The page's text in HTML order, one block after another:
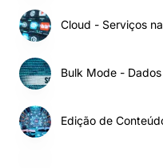
Cloud - Serviços
Bulk Mode -
Edição de